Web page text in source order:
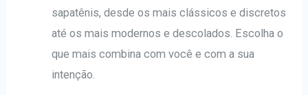
sapatênis, desde os mais clássicos e discretos
até os mais modernos e descolados. Escolha o
que mais combina com você e com a sua
intenção.